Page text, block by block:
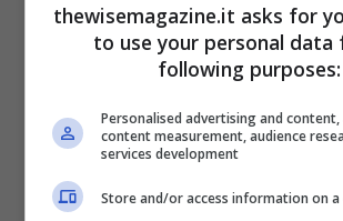
dalla destra nazionalista di
elettori non riescono però a
Zedda abbia riconquistato
tale area mostra come la
può leggere a livello nazionale
thewisemagazine.it asks for
to use your personal data
following purposes:
Personalised advertising and
content measurement, audience
services development
Store and/or access information on a